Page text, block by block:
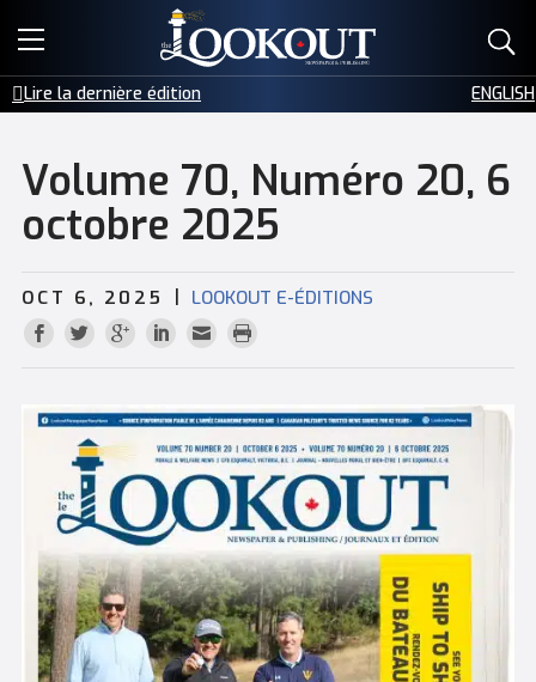
E-ÉDITIONS
PUBLICITÉ
PETITES ANNONCES
CONTACTEZ-NOUS
Lire la dernière édition ENGLISH
Volume 70, Numéro 20, 6
octobre 2025
OCT 6, 2025 | LOOKOUT E-ÉDITIONS